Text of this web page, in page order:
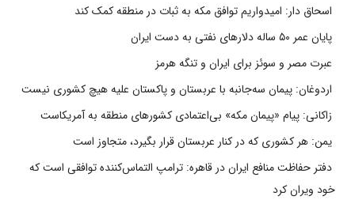
اسحاق دار: امیدواریم توافق مکه به ثبات در منطقه کمک کند
پایان عمر ۵۰ ساله دلارهای نفتی به دست ایران
عبرت مصر و سوئز برای ایران و تنگه هرمز
اردوغان: پیمان سه‌جانبه با عربستان و پاکستان علیه هیچ کشوری نیست
زاکانی: پیام «پیمان مکه» بی‌اعتمادی کشورهای منطقه به آمریکاست
یمن: هر کشوری که در کنار عربستان قرار بگیرد، متجاوز است
دفتر حفاظت منافع ایران در قاهره: ترامپ التماس‌کننده توافقی است که
خود ویران کرد